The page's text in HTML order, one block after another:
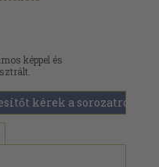
képpel és
kérek a sorozatról